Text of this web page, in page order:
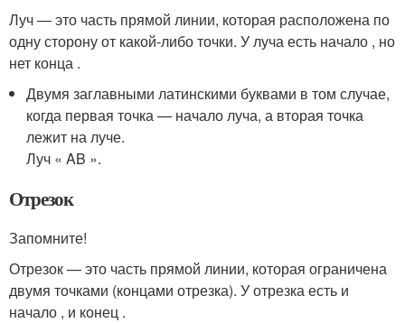
Луч — это часть прямой линии, которая расположена по
одну сторону от какой-либо точки. У луча есть начало , но
нет конца .
Двумя заглавными латинскими буквами в том случае,
когда первая точка — начало луча, а вторая точка
лежит на луче.
Луч « AB ».
Отрезок
Запомните!
Отрезок — это часть прямой линии, которая ограничена
двумя точками (концами отрезка). У отрезка есть и
начало , и конец .